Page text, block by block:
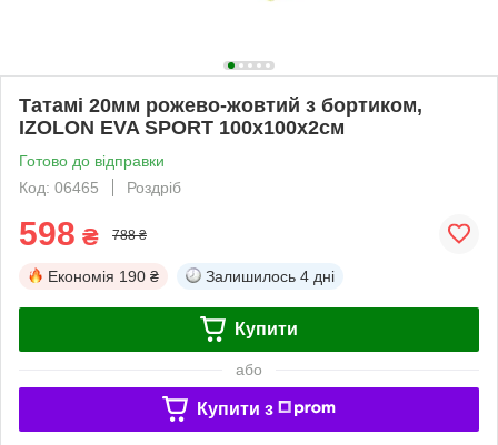
Татамі 20мм рожево-жовтий з бортиком,
IZOLON EVA SPORT 100х100х2см
Готово до відправки
Код: 06465
Роздріб
598 ₴ 788 ₴
Економія 190 ₴ Залишилось 4 дні
Купити
або
Купити з